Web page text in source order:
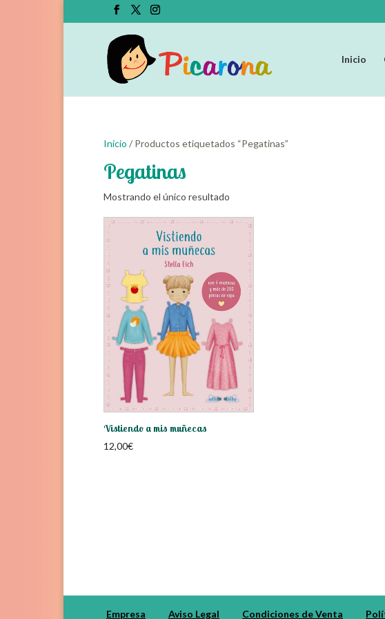
Inicio
Inicio / Productos etiquetados “Pegatinas”
Pegatinas
Mostrando el único resultado
Vistiendo a mis muñecas
12,00€
Empresa Aviso Legal Condiciones de Venta